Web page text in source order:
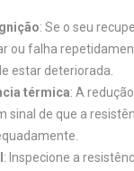
: Se o seu
ou falha
estar deteriorada.
térmica: A
sinal de que a
: Inspecione a